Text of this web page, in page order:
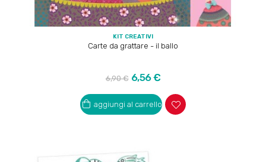
KIT CREATIVI
Carte da grattare - il ballo
Prezzo
regolare
6,90 € Prezzo
6,56 €
aggiungi al carrello